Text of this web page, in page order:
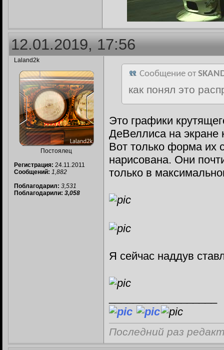
12.01.2019, 17:56
Laland2k
Постоялец
Регистрация: 24.11.2011
Сообщений: 1,882
Поблагодарил: 3,531
Поблагодарили: 3,058
Сообщение от
как понял это
Это графики
ДеВеллиса на экране
Вот только форма их
нарисована. Они
только в
Я сейчас наддув
Последний раз